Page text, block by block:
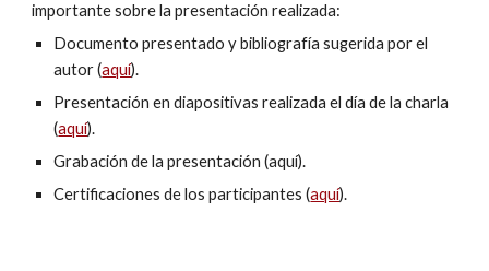
importante sobre la presentación realizada:
Documento presentado y bibliografía sugerida por el
autor (aquí).
Presentación en diapositivas realizada el día de la charla
(aquí).
Grabación de la presentación (aquí).
Certificaciones de los participantes (aquí).